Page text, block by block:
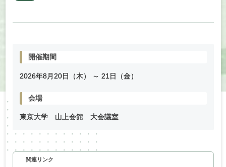
開催期間
2026年8月20日（木） ～ 21日（金）
会場
東京大学 山上会館 大会議室
関連リンク